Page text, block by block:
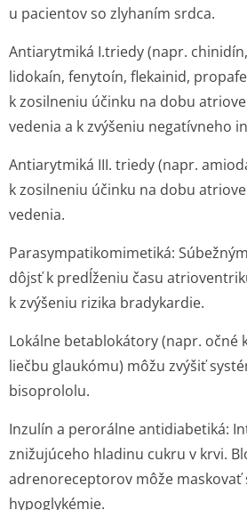
u pacientov so zlyhaním srdca.
Antiarytmiká I.triedy (napr.
lidokaín, fenytoín, flekainid,
k zosilneniu účinku na dobu
vedenia a k zvýšeniu negatívneho
Antiarytmiká III. triedy (napr.
k zosilneniu účinku na dobu
vedenia.
Parasympatiko­mimetiká:
dôjsť k predĺženiu času
k zvýšeniu rizika bradykardie.
Lokálne betablokátory (napr. očné
liečbu glaukómu) môžu zvýšiť
bisoprololu.
Inzulín a perorálne antidiabetiká:
znižujúceho hladinu cukru v krvi.
adrenoreceptorov môže maskovať
hypoglykémie.